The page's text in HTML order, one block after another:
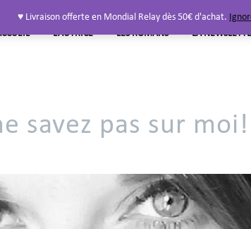
L’AUTRICE LES ROMANS LA
savez pas sur moi!
♥ Livraison offerte en Mondial Relay dès 50€ d'achat.